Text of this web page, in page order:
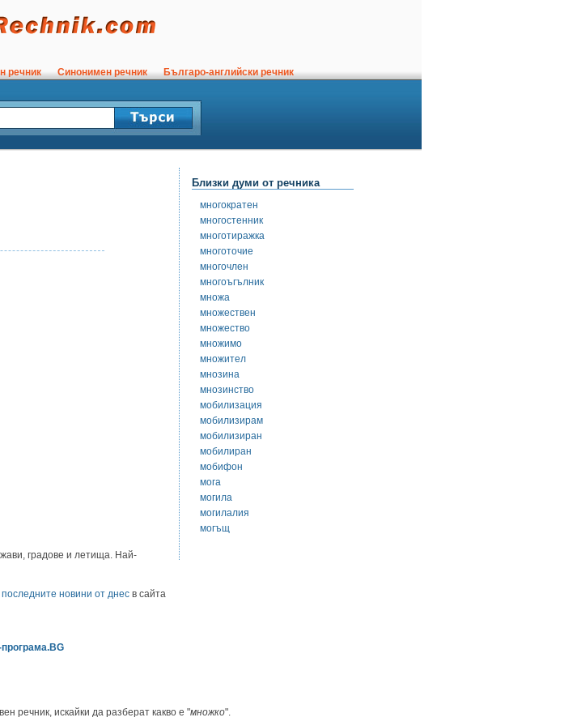
речник Синонимен речник Българо-английски речник
градове и летища. Най-
последните новини от днес в сайта
Близки думи от речника
многократен
многостенник
многотиражка
многоточие
многочлен
многоъгълник
множа
множествен
множество
множимо
множител
мнозина
мнозинство
мобилизация
мобилизирам
мобилизиран
мобилиран
мобифон
мога
могила
могилалия
могъщ
речник, искайки да разберат какво е "множко".